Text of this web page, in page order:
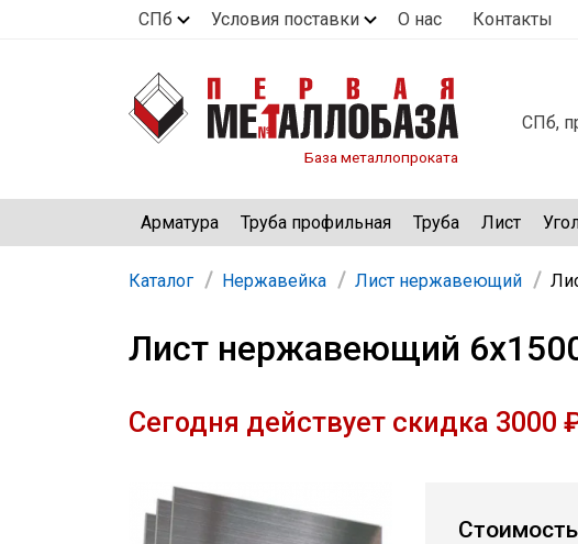
СПб Условия поставки О нас Контакты
База металлопроката
СПб,
Арматура Труба профильная Труба Лист
Каталог Нержавейка Лист нержавеющий
Лист нержавеющий
Сегодня действует скидка
Стоимость